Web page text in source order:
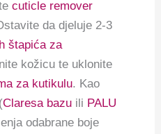
cuticle remover
da djeluje 2-3
štapića za
kožicu te uklonite
za kutikulu. Kao
Claresa bazu ili PALU
odabrane boje